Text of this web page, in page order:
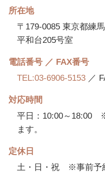
所在地
〒179-0085 東京都練
平和台205号室
電話番号 ／ FAX番号
TEL:03-6906-5153 ／
対応時間
平日：10:00～18:00
ます。
定休日
土・日・祝 ※事前予